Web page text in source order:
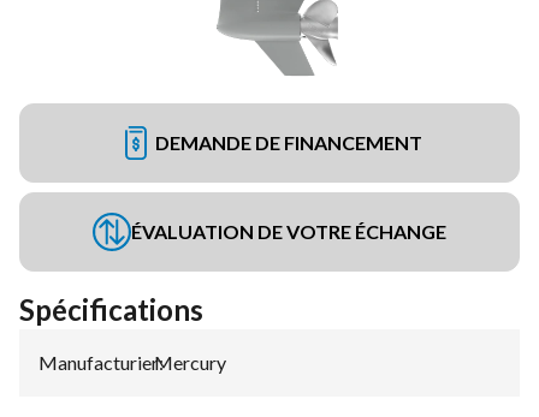
DEMANDE DE FINANCEMENT
ÉVALUATION DE VOTRE ÉCHANGE
Spécifications
Manufacturier:
Mercury